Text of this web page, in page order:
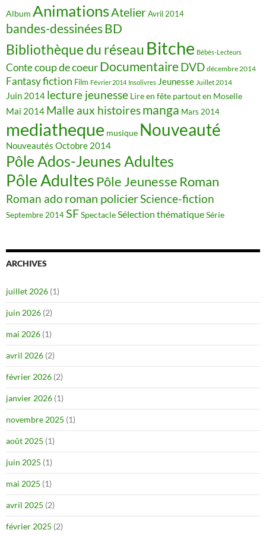
Album AnimationsAtelierAvril 2014
bandes-dessinéesBD
Bibliothèque du réseau Bitche Bébés-Lecteurs
Contecoup de coeurDocumentaireDVD décembre 2014
Fantasyfiction Film Février 2014 Insolivres Jeunesse Juillet 2014
Juin 2014 lecture jeunesse Lire en fête partout en Moselle
Mai 2014 Malle aux histoiresmanga Mars 2014
mediatheque musique Nouveauté
Nouveautés Octobre 2014
Pôle Ados-Jeunes Adultes
Pôle Adultes Pôle Jeunesse Roman
Roman ado roman policierScience-fiction
Septembre 2014SFSpectacleSélection thématiqueSérie
ARCHIVES
juillet 2026 (1)
juin 2026 (2)
mai 2026 (1)
avril 2026 (2)
février 2026 (2)
janvier 2026 (1)
novembre 2025 (1)
août 2025 (1)
juin 2025 (1)
mai 2025 (1)
avril 2025 (2)
février 2025 (2)